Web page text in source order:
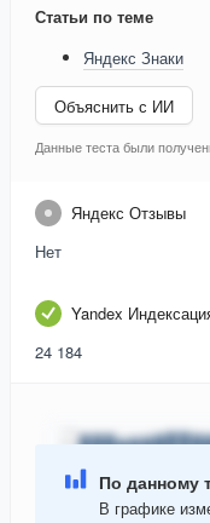
Статьи по теме
Яндекс Знаки
Объяснить с ИИ
Данные теста были
Яндекс Отзывы
Нет
Yandex
24 184
По данному
В графике